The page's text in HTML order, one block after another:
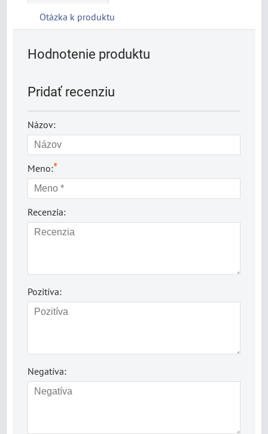
Otázka k produktu
Hodnotenie produktu
Pridať recenziu
Názov:
Meno:*
Recenzia:
Pozitíva:
Negatíva: